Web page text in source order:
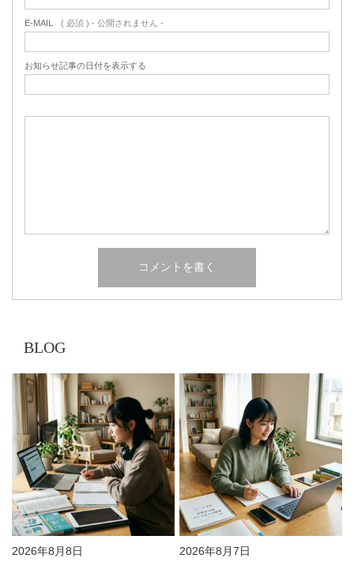
E-MAIL ( 必須 ) - 公開されません -
お知らせ記事の日付を表示する
BLOG
2026年8月8日 2026年8月7日